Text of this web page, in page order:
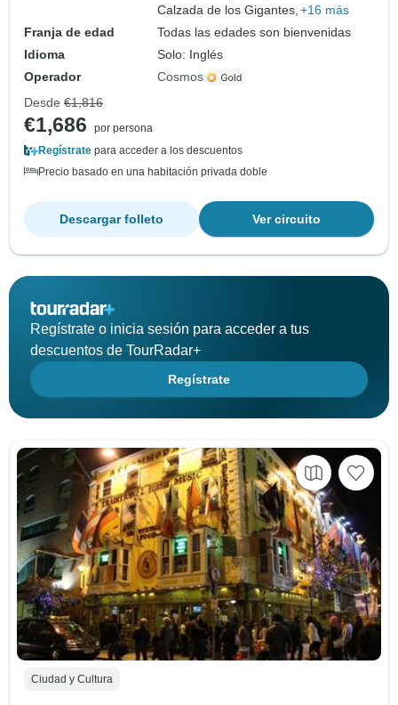
Calzada de los Gigantes, +16 más
Franja de edad
Todas las edades son bienvenidas
Idioma
Solo: Inglés
Operador
Cosmos
Desde €1,816
€1,686
por persona
Regístrate para acceder a los descuentos
Precio basado en una habitación privada doble
Ver circuito
Descargar folleto
Regístrate o inicia sesión para acceder a tus
descuentos de TourRadar+
Regístrate
Ciudad y Cultura